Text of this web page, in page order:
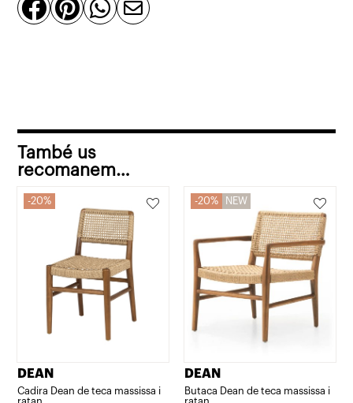
ratan
   
També us
recomanem…
20%
DEAN
Cadira Dean de teca massissa i
ratan
20% NEW
DEAN
Butaca Dean de teca massissa i
ratan